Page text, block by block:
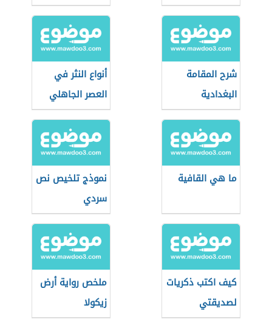
شرح المقامة
البغدادية
أنواع النثر في
العصر الجاهلي
ما هي القافية
نموذج تلخيص نص
سردي
كيف اكتب ذكريات
لصديقتي
ملخص رواية أرض
زيكولا